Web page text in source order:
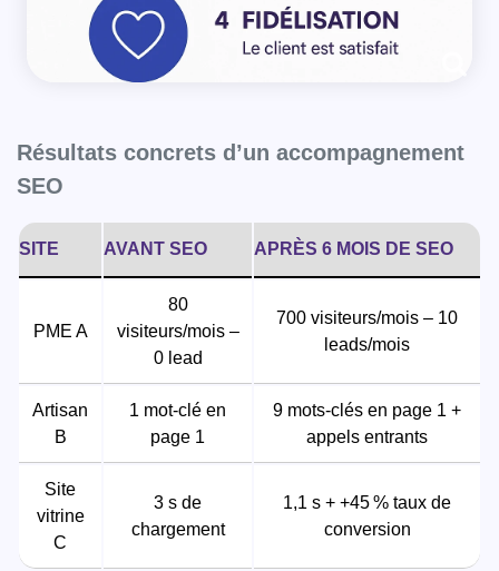
Résultats concrets d’un accompagnement
SEO
SITE AVANT SEO APRÈS 6 MOIS DE SEO
PME A
80
visiteurs/mois –
0 lead
700 visiteurs/mois – 10
leads/mois
Artisan
B
1 mot-clé en
page 1
9 mots-clés en page 1 +
appels entrants
Site
vitrine
C
3 s de
chargement
1,1 s + +45 % taux de
conversion